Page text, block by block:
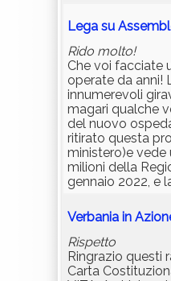
Lega su
Rido molto!
Che voi facciate
operate da anni!
innumerevoli
magari qualche
del nuovo
ritirato questa
ministero)e
milioni della
gennaio 2022, e
Verbania in
Rispetto
Ringrazio questi
Carta